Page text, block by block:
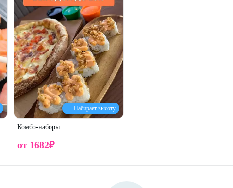
Набирает высоту
Комбо-наборы
от 1682₽